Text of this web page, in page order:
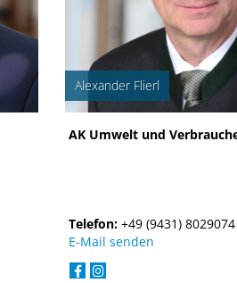
Alexander Flierl
AK Umwelt und
Telefon: +49 (9431) 8029074
E-Mail senden